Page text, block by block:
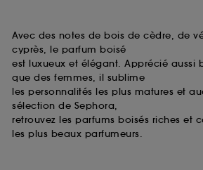
Avec des notes de bois de cèdre, de
cyprès, le parfum boisé
est luxueux et élégant. Apprécié aussi
que des femmes, il sublime
les personnalités les plus matures et
sélection de Sephora,
retrouvez les parfums boisés riches et
les plus beaux parfumeurs.
Sephora pourra associer les
navigation collectées par ces
finalités acceptées, avec les
collectées ou générées lors de votre
ou en magasin. Pour refuser tous les
sur "continuer sans accepter". Voous
moment choisir de retirer votrte
souhaitez obtenir plus d'information